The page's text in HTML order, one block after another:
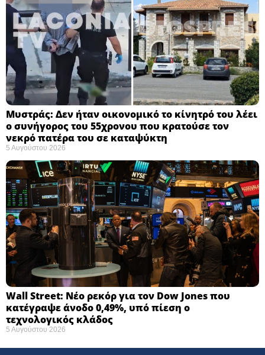
Μυστράς: Δεν ήταν οικονομικό το κίνητρό του λέει
ο συνήγορος του 55χρονου που κρατούσε τον
νεκρό πατέρα του σε καταψύκτη
5 Αυγούστου 2026
Wall Street: Νέο ρεκόρ για τον Dow Jones που
κατέγραψε άνοδο 0,49%, υπό πίεση ο
τεχνολογικός κλάδος
5 Αυγούστου 2026